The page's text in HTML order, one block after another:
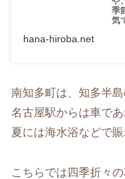
季
気
hana-hiroba.net
南知多町は、知多半
名古屋駅からは車で
夏には海水浴などで
こちらでは四季折々